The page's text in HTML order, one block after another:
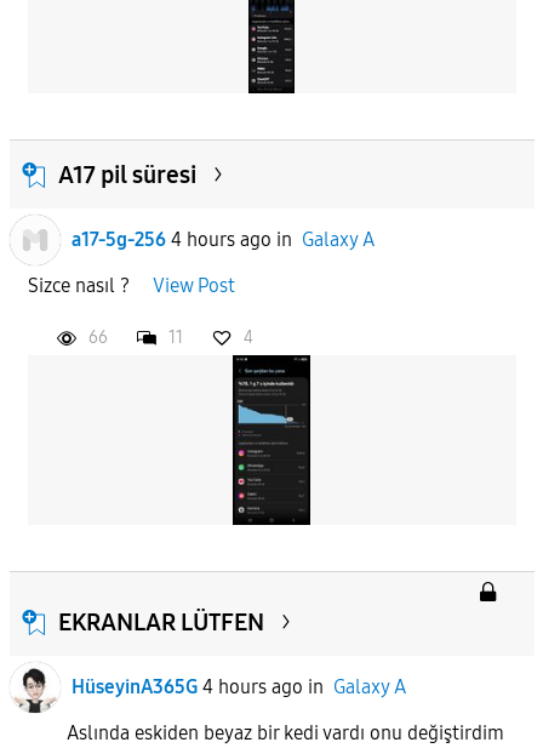
A17 pil süresi
a17-5g-256 4 hours ago in Galaxy A
Sizce nasıl ? View Post
66 11 4
EKRANLAR LÜTFEN
HüseyinA365G 4 hours ago in Galaxy A
Aslında eskiden beyaz bir kedi vardı onu değiştirdim